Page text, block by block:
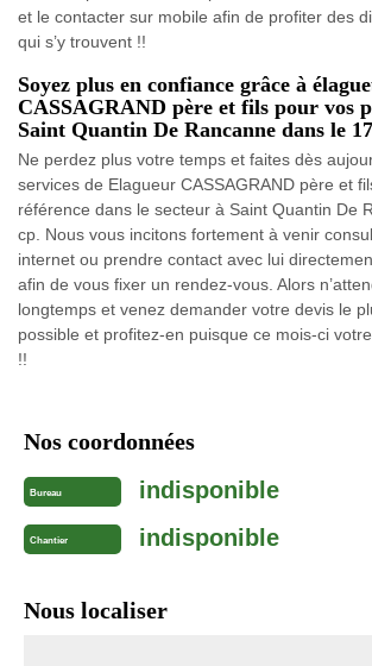
et le contacter sur mobile afin de profiter des
qui s’y trouvent !!
Soyez plus en confiance grâce à
CASSAGRAND père et fils pour vos
Saint Quantin De Rancanne dans le
Ne perdez plus votre temps et faites dès
services de Elagueur CASSAGRAND père et
référence dans le secteur à Saint Quantin De
cp. Nous vous incitons fortement à venir
internet ou prendre contact avec lui
afin de vous fixer un rendez-vous. Alors
longtemps et venez demander votre devis le
possible et profitez-en puisque ce mois-ci
!!
Nos coordonnées
Bureau indisponible
Chantier indisponible
Nous localiser